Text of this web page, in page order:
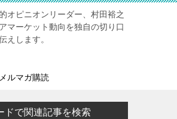
オピニオンリーダー、村田裕之
マーケット動向を独自の切り口
えします。
メルマガ購読
ドで関連記事を検索